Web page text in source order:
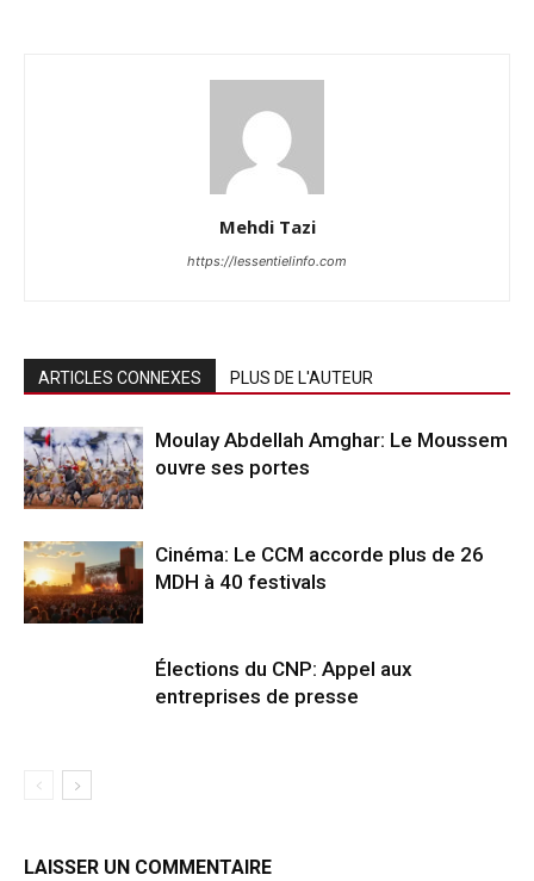
Mehdi Tazi
https://lessentielinfo.com
ARTICLES CONNEXES PLUS DE L'AUTEUR
Moulay Abdellah Amghar: Le Moussem
ouvre ses portes
Cinéma: Le CCM accorde plus de 26
MDH à 40 festivals
Élections du CNP: Appel aux
entreprises de presse
LAISSER UN COMMENTAIRE